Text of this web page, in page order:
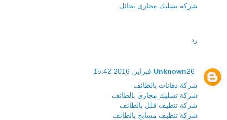
شركة تسليك مجارى بحائل
رد
Unknown26 فبراير, 2016 15:42
شركة دهانات بالطائف
شركة تسليك مجارى بالطائف
شركة تنظيف فلل بالطائف
شركة تنظيف مسابح بالطائف